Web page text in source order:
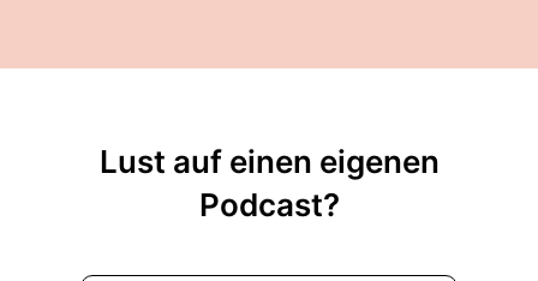
Lust auf einen eigenen
Podcast?